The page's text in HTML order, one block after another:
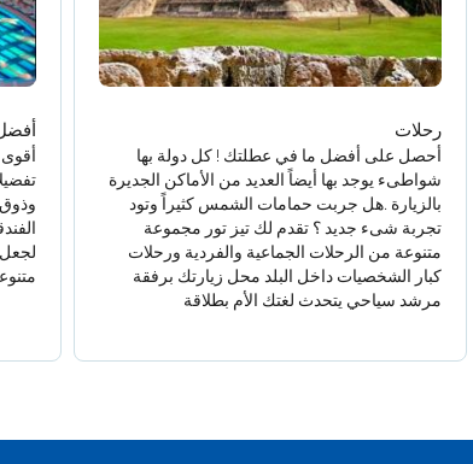
رحلات
أحصل على أفضل ما في عطلتك ! كل دولة بها
شواطىء يوجد بها أيضاً العديد من الأماكن الجديرة
بالزيارة .هل جربت حمامات الشمس كثيراً وتود
تجربة شىء جديد ؟ تقدم لك تيز تور مجموعة
متنوعة من الرحلات الجماعية والفردية ورحلات
كبار الشخصيات داخل البلد محل زيارتك برفقة
مرشد سياحي يتحدث لغتك الأم بطلاقة